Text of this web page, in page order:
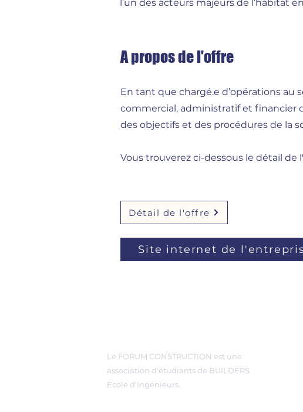
l’un des acteurs majeurs de l’habitat
A propos de l'offre
En tant que chargé.e d’opérations au
commercial, administratif et financier
des objectifs et des procédures de la
Vous trouverez ci-dessous le détail
Détail de l'offre
Site internet de
Le FORUM CONSTRUCTION est une
association d'étudiants de BUILDERS
Ecole d'Ingénieurs.